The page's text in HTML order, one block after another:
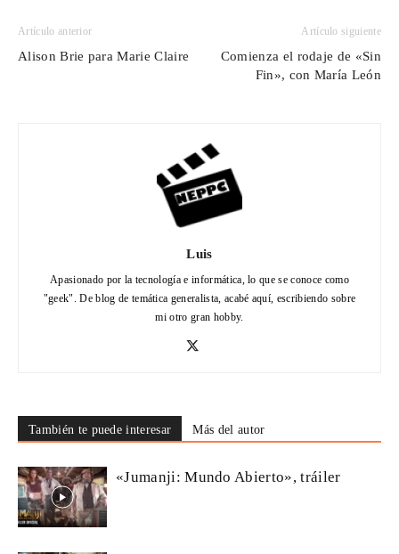
Artículo anterior
Alison Brie para Marie Claire
Artículo siguiente
Comienza el rodaje de «Sin
Fin», con María León
Luis
Apasionado por la tecnología e informática, lo que se conoce como
"geek". De blog de temática generalista, acabé aquí, escribiendo sobre
mi otro gran hobby.
También te puede interesar Más del autor
«Jumanji: Mundo Abierto», tráiler